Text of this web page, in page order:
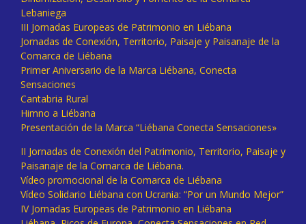
Lebaniega
III Jornadas Europeas de Patrimonio en Liébana
Jornadas de Conexión, Territorio, Paisaje y Paisanaje de la
Comarca de Liébana
Primer Aniversario de la Marca Liébana, Conecta
Sensaciones
Cantabria Rural
Himno a Liébana
Presentación de la Marca “Liébana Conecta Sensaciones»
II Jornadas de Conexión del Patrimonio, Territorio, Paisaje y
Paisanaje de la Comarca de Liébana.
Vídeo promocional de la Comarca de Liébana
Vídeo Solidario Liébana con Ucrania: “Por un Mundo Mejor”
IV Jornadas Europeas de Patrimonio en Liébana